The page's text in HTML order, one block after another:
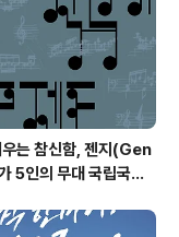
우는 참신함, 젠지(Gen
5인의 무대 국립국악